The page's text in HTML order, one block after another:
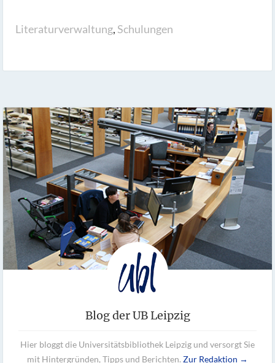
Literaturverwaltung, Schulungen
Blog der UB Leipzig
Hier bloggt die Universitätsbibliothek Leipzig und versorgt Sie
mit Hintergründen, Tipps und Berichten. Zur Redaktion →